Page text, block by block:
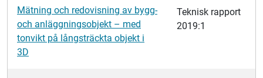
Mätning och redovisning av bygg-
och anläggningsobjekt – med
tonvikt på långsträckta objekt i
3D
Teknisk rapport
2019:1